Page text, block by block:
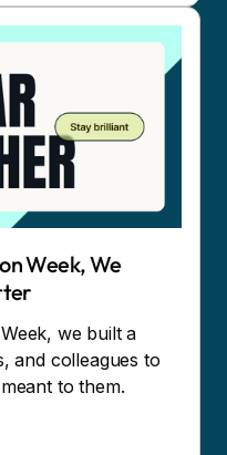
Week, We
we built a
and colleagues to
to them.